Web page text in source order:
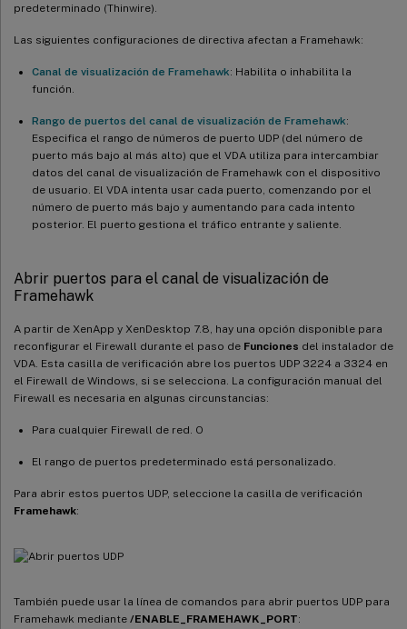
predeterminado (Thinwire).
Las siguientes configuraciones de directiva afectan a Framehawk:
Canal de visualización de Framehawk: Habilita o inhabilita la
función.
Rango de puertos del canal de visualización de Framehawk:
Especifica el rango de números de puerto UDP (del número de
puerto más bajo al más alto) que el VDA utiliza para intercambiar
datos del canal de visualización de Framehawk con el dispositivo
de usuario. El VDA intenta usar cada puerto, comenzando por el
número de puerto más bajo y aumentando para cada intento
posterior. El puerto gestiona el tráfico entrante y saliente.
Abrir puertos para el canal de visualización de
Framehawk
A partir de XenApp y XenDesktop 7.8, hay una opción disponible para
reconfigurar el Firewall durante el paso de Funciones del instalador de
VDA. Esta casilla de verificación abre los puertos UDP 3224 a 3324 en
el Firewall de Windows, si se selecciona. La configuración manual del
Firewall es necesaria en algunas circunstancias:
Para cualquier Firewall de red. O
El rango de puertos predeterminado está personalizado.
Para abrir estos puertos UDP, seleccione la casilla de verificación
Framehawk:
También puede usar la línea de comandos para abrir puertos UDP para
Framehawk mediante /ENABLE_FRAMEHAWK_PORT: